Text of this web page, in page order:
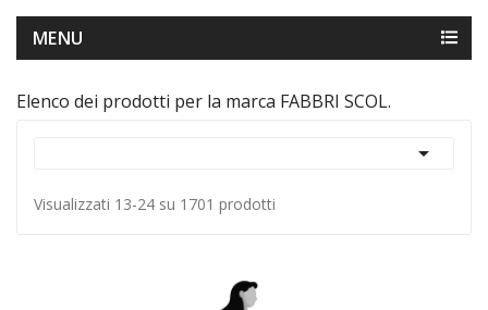
MENU
Elenco dei prodotti per la marca FABBRI SCOL.

Visualizzati 13-24 su 1701 prodotti